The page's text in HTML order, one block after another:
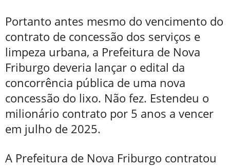
Portanto antes mesmo do vencimento do
contrato de concessão dos serviços e
limpeza urbana, a Prefeitura de Nova
Friburgo deveria lançar o edital da
concorrência pública de uma nova
concessão do lixo. Não fez. Estendeu o
milionário contrato por 5 anos a vencer
em julho de 2025.
A Prefeitura de Nova Friburgo contratou